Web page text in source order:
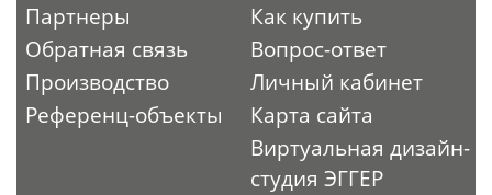
Партнеры
Обратная связь
Производство
Референц-объекты
Как купить
Вопрос-ответ
Личный кабинет
Карта сайта
Виртуальная дизайн-
студия ЭГГЕР